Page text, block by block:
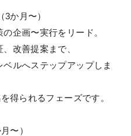
か月〜）
企画〜実行をリード。
改善提案まで、
ルへステップアップしま
得られるフェーズです。
〜）